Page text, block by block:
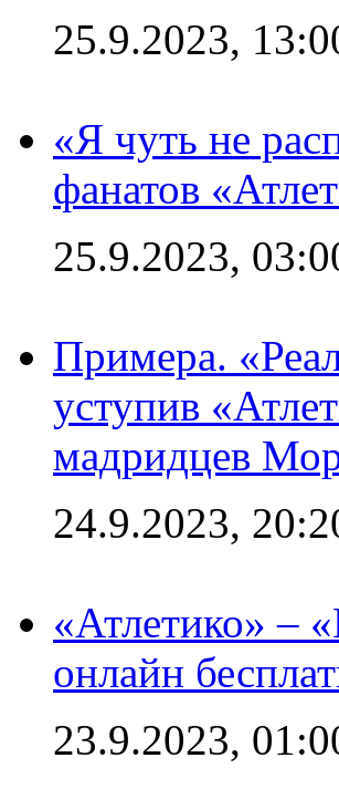
25.9.2023,
«Я чуть не
фанатов
25.9.2023,
Примера.
уступив
мадридцев
24.9.2023,
«Атлетико» –
онлайн
23.9.2023,